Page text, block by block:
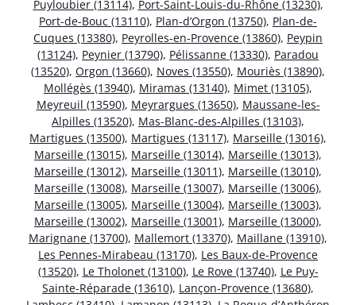
Puyloubier (13114), Port-Saint-Louis-du-Rhône (13230),
Port-de-Bouc (13110), Plan-d’Orgon (13750), Plan-de-
Cuques (13380), Peyrolles-en-Provence (13860), Peypin
(13124), Peynier (13790), Pélissanne (13330), Paradou
(13520), Orgon (13660), Noves (13550), Mouriès (13890),
Mollégès (13940), Miramas (13140), Mimet (13105),
Meyreuil (13590), Meyrargues (13650), Maussane-les-
Alpilles (13520), Mas-Blanc-des-Alpilles (13103),
Martigues (13500), Martigues (13117), Marseille (13016),
Marseille (13015), Marseille (13014), Marseille (13013),
Marseille (13012), Marseille (13011), Marseille (13010),
Marseille (13008), Marseille (13007), Marseille (13006),
Marseille (13005), Marseille (13004), Marseille (13003),
Marseille (13002), Marseille (13001), Marseille (13000),
Marignane (13700), Mallemort (13370), Maillane (13910),
Les Pennes-Mirabeau (13170), Les Baux-de-Provence
(13520), Le Tholonet (13100), Le Rove (13740), Le Puy-
Sainte-Réparade (13610), Lançon-Provence (13680),